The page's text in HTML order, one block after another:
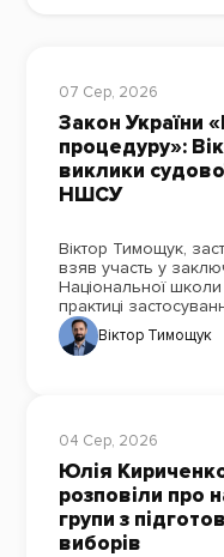
07 Сер, 2026
Закон України
процедуру»:
виклики
НШСУ
Віктор Тимощук,
взяв участь у
Національної
практиці
Віктор Тимощук
04 Сер, 2026
Юлія
розповіли про
групи з
виборів